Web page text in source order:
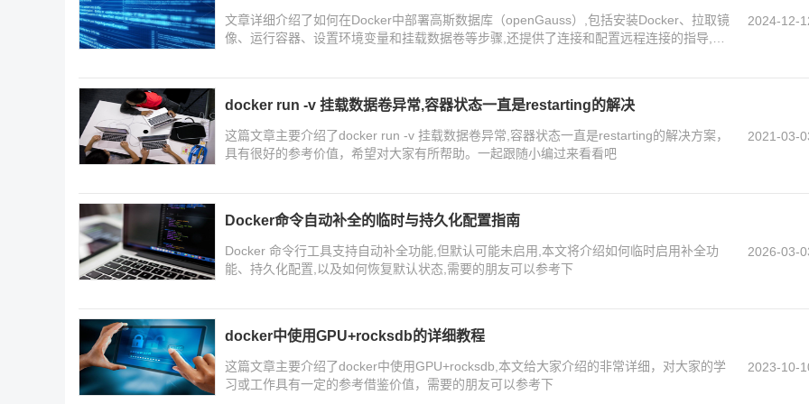
文章详细介绍了如何在Docker中部署高斯数据库（openGauss）,包括安装Docker、拉取镜
像、运行容器、设置环境变量和挂载数据卷等步骤,还提供了连接和配置远程连接的指导,感
2024-12-
docker run -v 挂载数据卷异常,容器状态一直是restarting的解决
这篇文章主要介绍了docker run -v 挂载数据卷异常,容器状态一直是restarting的解决方案，
具有很好的参考价值，希望对大家有所帮助。一起跟随小编过来看看吧
2021-03-
Docker命令自动补全的临时与持久化配置指南
Docker 命令行工具支持自动补全功能,但默认可能未启用,本文将介绍如何临时启用补全功
能、持久化配置,以及如何恢复默认状态,需要的朋友可以参考下
2026-03-
docker中使用GPU+rocksdb的详细教程
这篇文章主要介绍了docker中使用GPU+rocksdb,本文给大家介绍的非常详细，对大家的学
习或工作具有一定的参考借鉴价值，需要的朋友可以参考下
2023-10-